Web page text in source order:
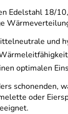
Edelstahl 18/
und
optimalen
schonenden,
oder